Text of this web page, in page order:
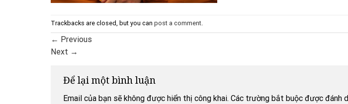
Trackbacks are closed, but you can post a comment
← Previous
Next →
Để lại một bình luận
Email của bạn sẽ không được hiển thị công khai. Các trường bắt buộc được đánh